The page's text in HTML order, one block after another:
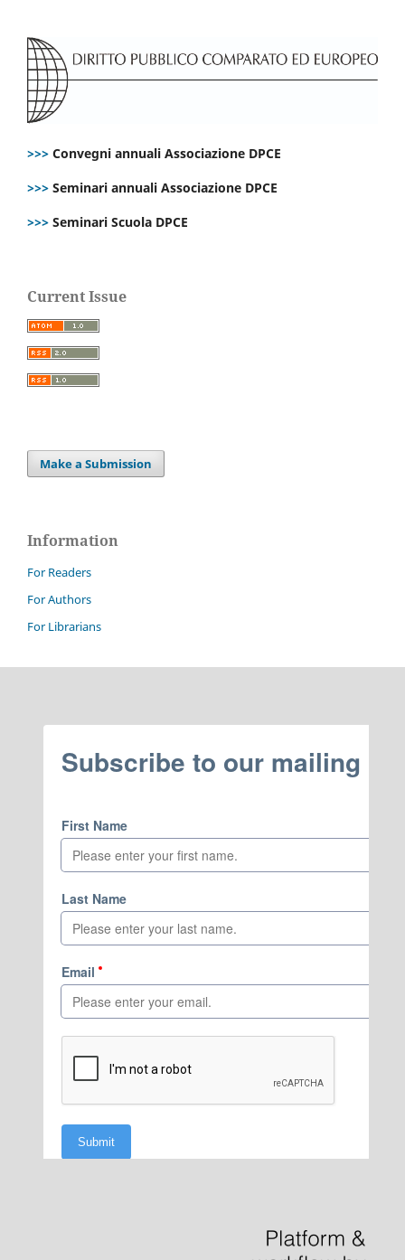
>>> Convegni annuali Associazione DPCE
>>> Seminari annuali Associazione DPCE
>>> Seminari Scuola DPCE
Current Issue
Make a Submission
Information
For Readers
For Authors
For Librarians